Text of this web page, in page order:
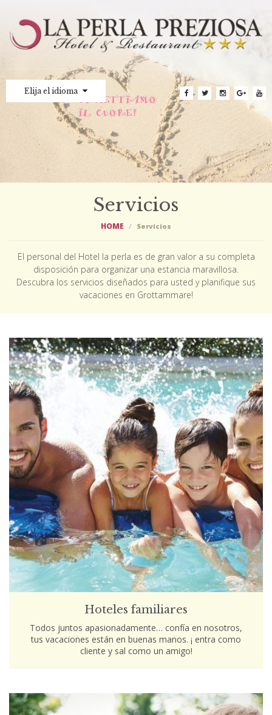
Elija el idioma
Servicios
HOME Servicios
El personal del Hotel la perla es de gran valor a su completa
disposición para organizar una estancia maravillosa.
Descubra los servicios diseñados para usted y planifique sus
vacaciones en Grottammare!
Hoteles familiares
Todos juntos apasionadamente… confía en nosotros,
tus vacaciones están en buenas manos. ¡ entra como
cliente y sal como un amigo!